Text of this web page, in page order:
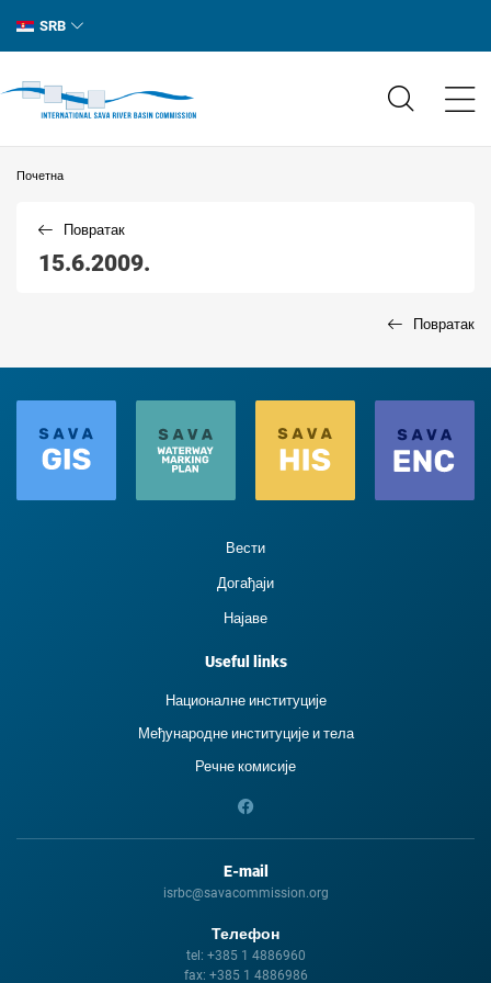
SRB
Почетна
15.6.2009.
Повратак
Повратак
Вести
Догађаји
Најаве
Useful links
Националне институције
Међународне институције и тела
Речне комисије
E-mail
isrbc@savacommission.org
Телефон
tel: +385 1 4886960
fax: +385 1 4886986